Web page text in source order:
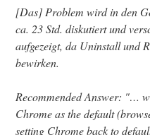
[Das] Problem wird in den
ca. 23 Std. diskutiert und
aufgezeigt, da Uninstall und
bewirken.
Recommended Answer: "…
Chrome as the default
setting Chrome back to